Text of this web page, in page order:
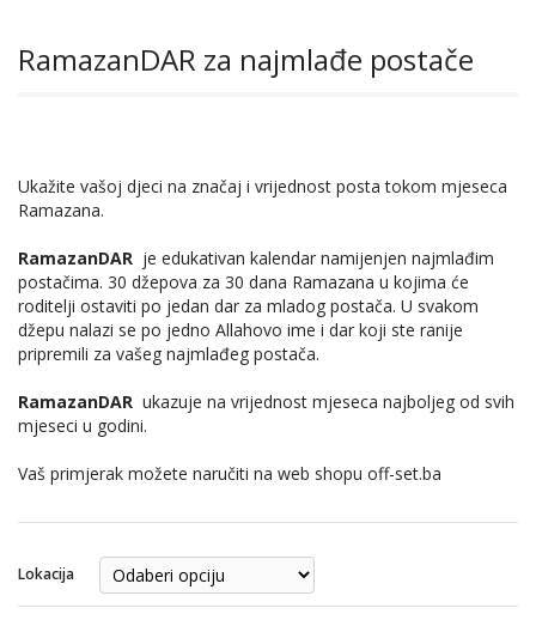
RamazanDAR za najmlađe postače
Ukažite vašoj djeci na značaj i vrijednost posta tokom mjeseca
Ramazana.
RamazanDAR je edukativan kalendar namijenjen najmlađim
postačima. 30 džepova za 30 dana Ramazana u kojima će
roditelji ostaviti po jedan dar za mladog postača. U svakom
džepu nalazi se po jedno Allahovo ime i dar koji ste ranije
pripremili za vašeg najmlađeg postača.
RamazanDAR ukazuje na vrijednost mjeseca najboljeg od svih
mjeseci u godini.
Vaš primjerak možete naručiti na web shopu off-set.ba
Lokacija